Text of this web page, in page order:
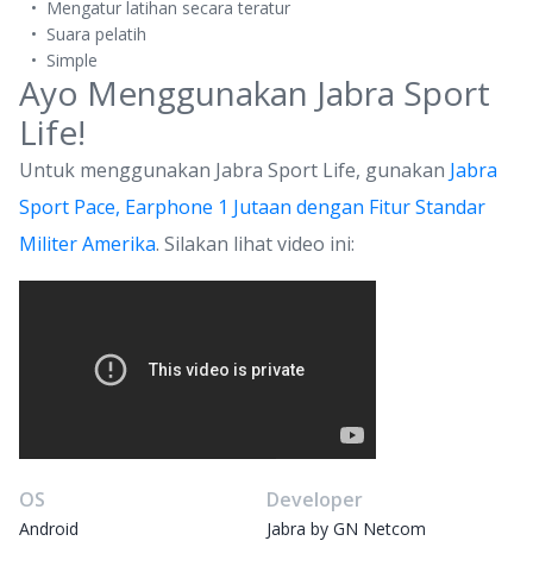
Mengatur latihan secara teratur
Suara pelatih
Simple
Ayo Menggunakan Jabra Sport
Life!
Untuk menggunakan Jabra Sport Life, gunakan Jabra
Sport Pace, Earphone 1 Jutaan dengan Fitur Standar
Militer Amerika. Silakan lihat video ini:
OS
Android
Developer
Jabra by GN Netcom